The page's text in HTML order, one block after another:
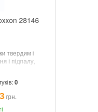
28146
твердим і
і підпалу,
0
грн.